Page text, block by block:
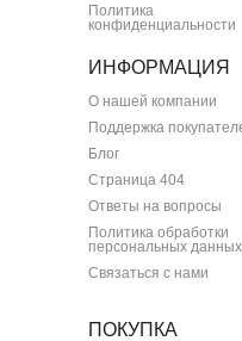
ИНФОРМАЦИЯ
ПОКУПКА
Политика
конфиденциальности
О нашей компании
Поддержка
Блог
Страница 404
Ответы на вопросы
Политика обработки
персональных данных
Связаться с нами